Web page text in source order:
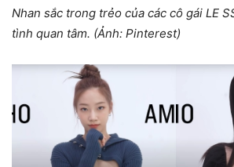
Nhan sắc trong trẻo của các cô gái LE
tình quan tâm. (Ảnh: Pinterest)